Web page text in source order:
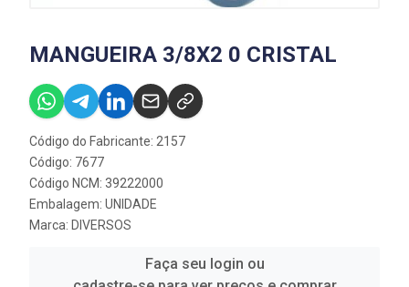
MANGUEIRA 3/8X2 0 CRISTAL
Código do Fabricante: 2157
Código: 7677
Código NCM: 39222000
Embalagem: UNIDADE
Marca: DIVERSOS
Faça seu login ou